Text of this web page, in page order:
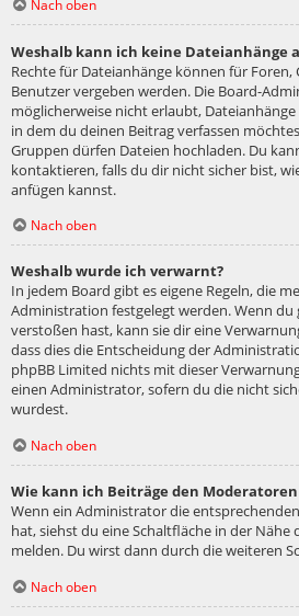
Nach oben
Weshalb kann ich keine Dateianhänge
Rechte für Dateianhänge können für
Benutzer vergeben werden. Die Board-
möglicherweise nicht erlaubt,
in dem du deinen Beitrag verfassen
Gruppen dürfen Dateien hochladen. Du
kontaktieren, falls du dir nicht sicher bist,
anfügen kannst.
Nach oben
Weshalb wurde ich verwarnt?
In jedem Board gibt es eigene Regeln, die
Administration festgelegt werden. Wenn du
verstoßen hast, kann sie dir eine
dass dies die Entscheidung der
phpBB Limited nichts mit dieser
einen Administrator, sofern du die nicht
wurdest.
Nach oben
Wie kann ich Beiträge den
Wenn ein Administrator die
hat, siehst du eine Schaltfläche in der Nähe
melden. Du wirst dann durch die weiteren
Nach oben